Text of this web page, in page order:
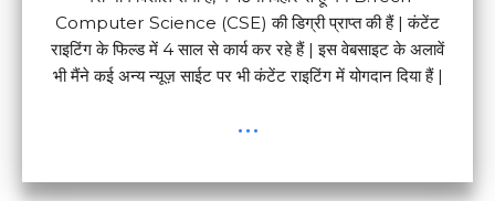
Computer Science (CSE) की डिग्री प्राप्त की हैं | कंटेंट
राइटिंग के फिल्ड में 4 साल से कार्य कर रहे हैं | इस वेबसाइट के अलावें
भी मैंने कई अन्य न्यूज़ साईट पर भी कंटेंट राइटिंग में योगदान दिया हैं |
...